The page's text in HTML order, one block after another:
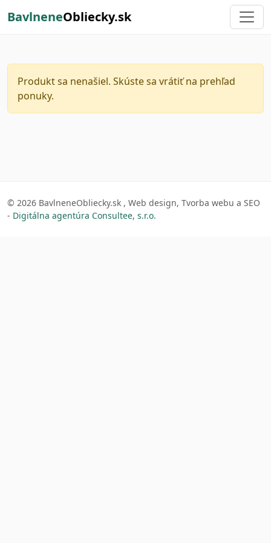
BavlneneObliecky.sk
Produkt sa nenašiel. Skúste sa vrátiť na prehľad
ponuky.
© 2026 BavlneneObliecky.sk , Web design, Tvorba webu a SEO
- Digitálna agentúra Consultee, s.r.o.